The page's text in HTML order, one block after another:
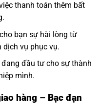
thanh toán thêm bất
bạn sự hài lòng từ
vụ phục vụ.
đầu tư cho sự thành
mình.
hàng – Bạc đạn